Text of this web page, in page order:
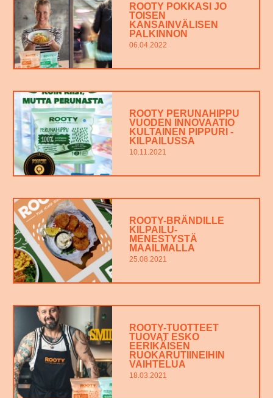
ROOTY POKKASI JO
TOISEN
KANSAINVÄLISEN
PALKINNON
06.04.2022
ROOTY PERUNAHIPPU
VUODEN INNOVAATIO
KULTAINEN PIPPURI -
KILPAILUSSA
10.11.2021
ROOTY-BRÄNDILLE
KILPAILU-
MENESTYSTÄ
MAAILMALLA
25.08.2021
ROOTY-TUOTTEET
TUOVAT ESKO
EERIKÄISEN
RUOKARUTIINEIHIN
VAIHTELUA
18.03.2021